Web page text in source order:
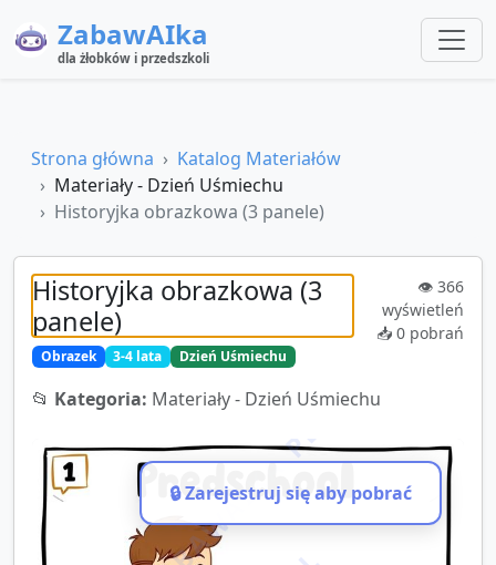
ZabawAIka
dla żłobków i przedszkoli
Strona główna
Katalog Materiałów
Materiały - Dzień Uśmiechu
Historyjka obrazkowa (3 panele)
Historyjka obrazkowa (3
panele)
Obrazek 3-4 lata Dzień Uśmiechu
👁️ 366
wyświetleń
📥 0 pobrań
📂 Kategoria: Materiały - Dzień Uśmiechu
ZABAWAIKA.PL
🔒 Zarejestruj się aby pobrać